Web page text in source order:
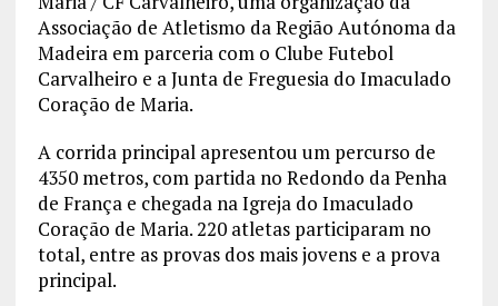
Associação de Atletismo da Região Autónoma da
Madeira em parceria com o Clube Futebol
Carvalheiro e a Junta de Freguesia do Imaculado
Coração de Maria.
A corrida principal apresentou um percurso de
4350 metros, com partida no Redondo da Penha
de França e chegada na Igreja do Imaculado
Coração de Maria. 220 atletas participaram no
total, entre as provas dos mais jovens e a prova
principal.